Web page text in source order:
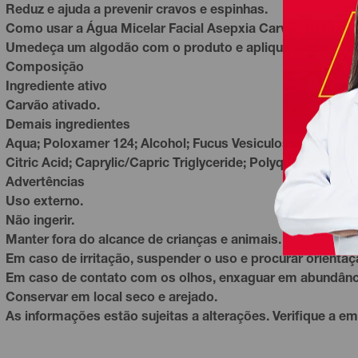
Reduz e ajuda a prevenir cravos e espinhas.
Como usar a Água Micelar Facial Asepxia Carvão Detox?
Umedeça um algodão com o produto e aplique sobre o
Composição
Ingrediente ativo
Carvão ativado.
Demais ingredientes
Aqua; Poloxamer 124; Alcohol; Fucus Vesiculosus
Citric Acid; Caprylic/Capric Triglyceride;
Advertências
Uso externo.
Não ingerir.
Manter fora do alcance de crianças e animais.
Em caso de irritação, suspender o uso e procurar
Em caso de contato com os olhos, enxaguar em
Conservar em local seco e arejado.
As informações estão sujeitas a alterações. Verifique a